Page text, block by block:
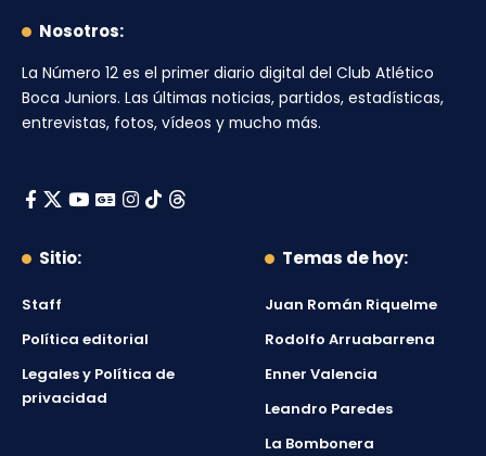
Nosotros:
La Número 12 es el primer diario digital del Club Atlético
Boca Juniors. Las últimas noticias, partidos, estadísticas,
entrevistas, fotos, vídeos y mucho más.
Sitio:
Staff
Política editorial
Legales y Política de
privacidad
Temas de hoy:
Juan Román Riquelme
Rodolfo Arruabarrena
Enner Valencia
Leandro Paredes
La Bombonera